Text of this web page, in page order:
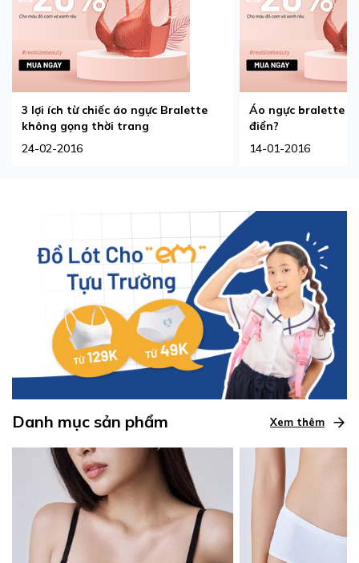
3 lợi ích từ chiếc áo ngực Bralette
không gọng thời trang
24-02-2016
Áo ngực bralette -
điển?
14-01-2016
Danh mục sản phẩm Xem thêm